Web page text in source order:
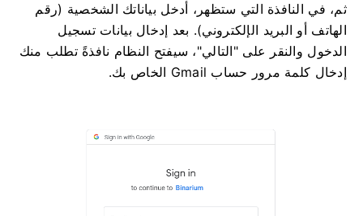
ثم، في النافذة التي ستظهر، أدخل بياناتك الشخصية (رقم
الهاتف أو البريد الإلكتروني). بعد إدخال بيانات تسجيل
الدخول والنقر على "التالي"، سيفتح النظام نافذةً تطلب منك
إدخال كلمة مرور حساب Gmail الخاص بك.